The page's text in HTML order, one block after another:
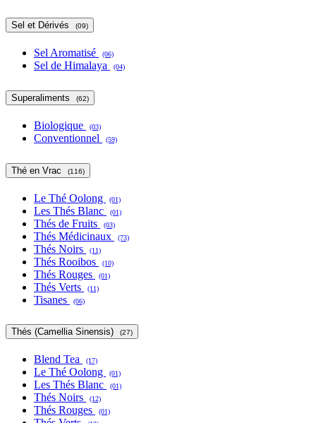
Sel et Dérivés (09)
Sel Aromatisé (06)
Sel de Himalaya (04)
Superaliments (62)
Biologique (03)
Conventionnel (59)
Thé en Vrac (116)
Le Thé Oolong (01)
Les Thés Blanc (01)
Thés de Fruits (03)
Thés Médicinaux (73)
Thés Noirs (11)
Thés Rooibos (10)
Thés Rouges (01)
Thés Verts (11)
Tisanes (06)
Thés (Camellia Sinensis) (27)
Blend Tea (17)
Le Thé Oolong (01)
Les Thés Blanc (01)
Thés Noirs (12)
Thés Rouges (01)